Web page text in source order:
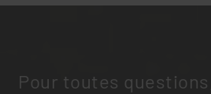
Pour toutes